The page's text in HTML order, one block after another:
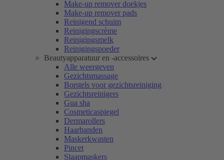
Make-up remover doekjes
Make-up remover pads
Reinigend schuim
Reinigingscrème
Reinigingsmelk
Reinigingspoeder
Beautyapparatuur en -accessoires
Alle weergeven
Gezichtsmassage
Borstels voor gezichtsreiniging
Gezichtsreinigers
Gua sha
Cosmeticaspiegel
Dermarollers
Haarbanden
Maskerkwasten
Pincet
Slaapmaskers